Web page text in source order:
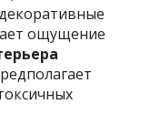
ощущение